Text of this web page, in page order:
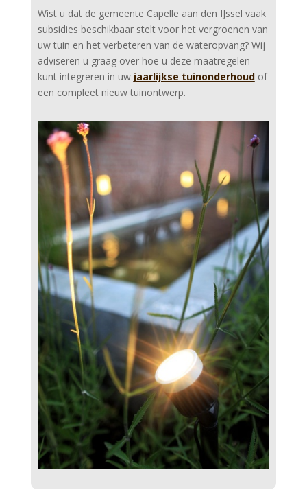
Wist u dat de gemeente Capelle aan den IJssel vaak
subsidies beschikbaar stelt voor het vergroenen van
uw tuin en het verbeteren van de wateropvang? Wij
adviseren u graag over hoe u deze maatregelen
kunt integreren in uw jaarlijkse tuinonderhoudof
een compleet nieuw tuinontwerp.